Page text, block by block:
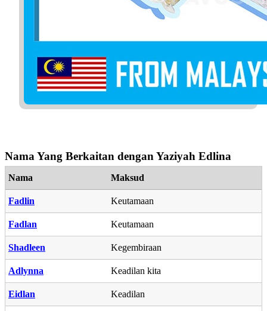
Nama Yang Berkaitan dengan Yaziyah Edlina
Nama Maksud
Fadlin Keutamaan
Fadlan Keutamaan
Shadleen Kegembiraan
Adlynna Keadilan kita
Eidlan Keadilan